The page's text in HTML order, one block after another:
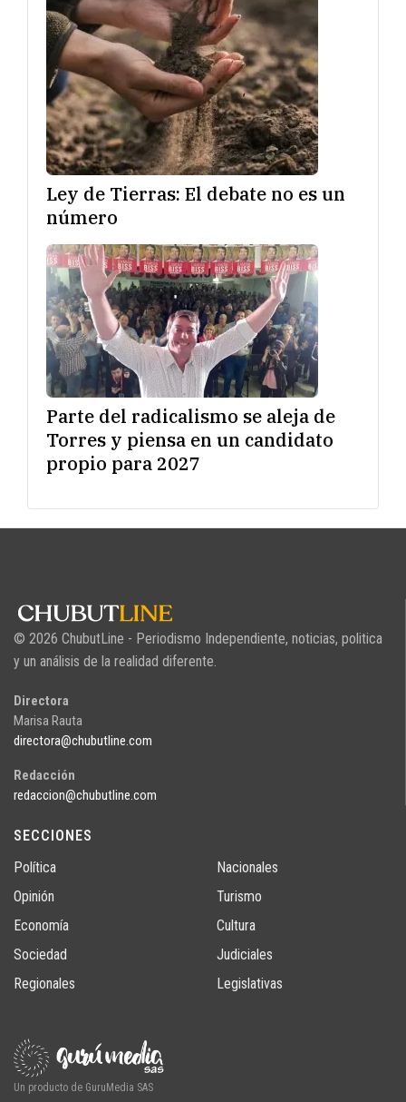
Ley de Tierras: El debate no es un
número
Parte del radicalismo se aleja de
Torres y piensa en un candidato
propio para 2027
© 2026 ChubutLine - Periodismo Independiente, noticias, politica
y un análisis de la realidad diferente.
Directora
Marisa Rauta
directora@chubutline.com
Redacción
redaccion@chubutline.com
SECCIONES
Política
Opinión
Economía
Sociedad
Regionales
Nacionales
Turismo
Cultura
Judiciales
Legislativas
Un producto de GuruMedia SAS